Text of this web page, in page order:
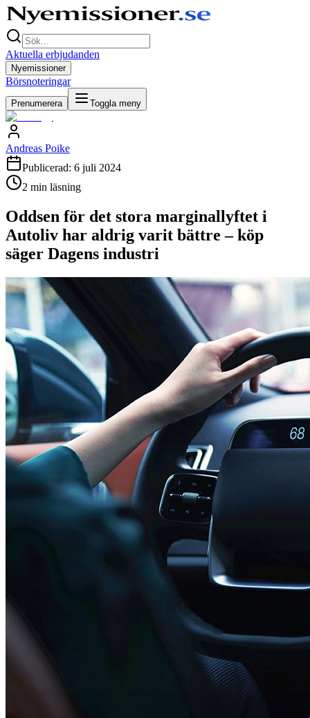
Aktuella erbjudanden
Nyemissioner
Börsnoteringar
Prenumerera Toggla meny
Andreas Poike
Publicerad: 6 juli 2024
2 min läsning
Oddsen för det stora marginallyftet i
Autoliv har aldrig varit bättre – köp
säger Dagens industri